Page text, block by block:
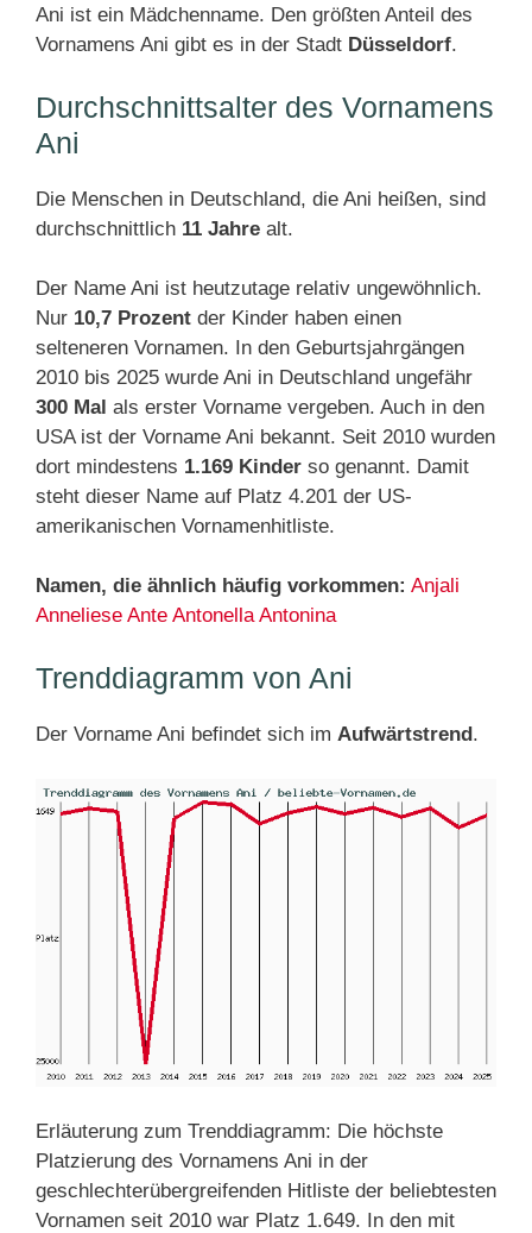
Ani ist ein Mädchenname. Den größten Anteil des
Vornamens Ani gibt es in der Stadt Düsseldorf.
Durchschnittsalter des Vornamens
Ani
Die Menschen in Deutschland, die Ani heißen, sind
durchschnittlich 11 Jahre alt.
Der Name Ani ist heutzutage relativ ungewöhnlich.
Nur 10,7 Prozent der Kinder haben einen
selteneren Vornamen. In den Geburtsjahrgängen
2010 bis 2025 wurde Ani in Deutschland ungefähr
300 Mal als erster Vorname vergeben. Auch in den
USA ist der Vorname Ani bekannt. Seit 2010 wurden
dort mindestens 1.169 Kinder so genannt. Damit
steht dieser Name auf Platz 4.201 der US-
amerikanischen Vornamenhitliste.
Namen, die ähnlich häufig vorkommen: Anjali
Anneliese Ante Antonella Antonina
Trenddiagramm von Ani
Der Vorname Ani befindet sich im Aufwärtstrend.
Erläuterung zum Trenddiagramm: Die höchste
Platzierung des Vornamens Ani in der
geschlechterübergreifenden Hitliste der beliebtesten
Vornamen seit 2010 war Platz 1.649. In den mit